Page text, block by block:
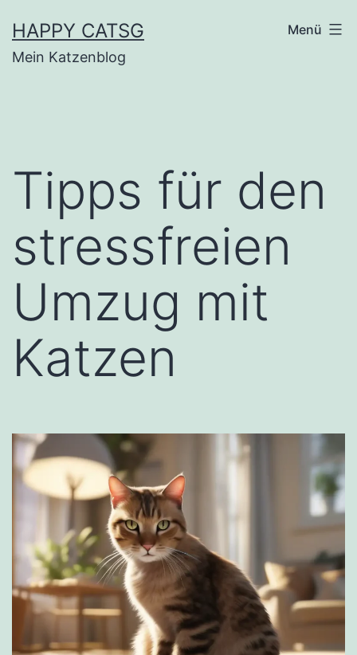
Inhalt
springen
HAPPY CATSG
Mein Katzenblog
Menü
Tipps für den
stressfreien
Umzug mit
Katzen